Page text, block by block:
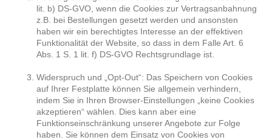
lit. b) DS-GVO, wenn die Cookies zur Vertragsanbahnung
z.B. bei Bestellungen gesetzt werden und ansonsten
haben wir ein berechtigtes Interesse an der effektiven
Funktionalität der Website, so dass in dem Falle Art. 6
Abs. 1 S. 1 lit. f) DS-GVO Rechtsgrundlage ist.
Widerspruch und „Opt-Out“: Das Speichern von Cookies
auf Ihrer Festplatte können Sie allgemein verhindern,
indem Sie in Ihren Browser-Einstellungen „keine Cookies
akzeptieren“ wählen. Dies kann aber eine
Funktionseinschränkung unserer Angebote zur Folge
haben. Sie können dem Einsatz von Cookies von